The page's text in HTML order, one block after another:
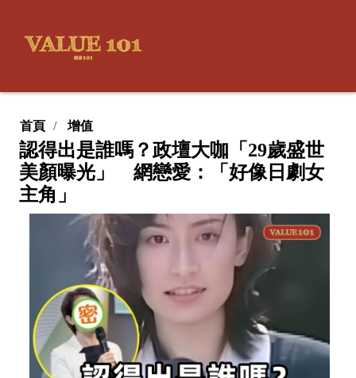
首頁 增值
認得出是誰嗎？政壇大咖「29歲盛世
美顏曝光」 網戀愛：「好像日劇女
主角」